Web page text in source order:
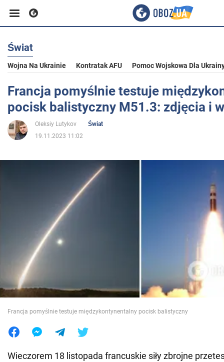
Biznes
Sport
Rozrywka
Społeczeństwo
Wojna na Ukrainie
Świat
Jedzenie
Świat
Wojna Na Ukrainie Kontratak AFU Pomoc Wojskowa Dla
Francja pomyślnie testuje
pocisk balistyczny M51.3: zdjęcia i
Oleksiy Lutykov
Świat
19.11.2023 11:02
Francja pomyślnie testuje międzykontynentalny pocisk balistyczny
Wieczorem 18 listopada francuskie siły zbrojne